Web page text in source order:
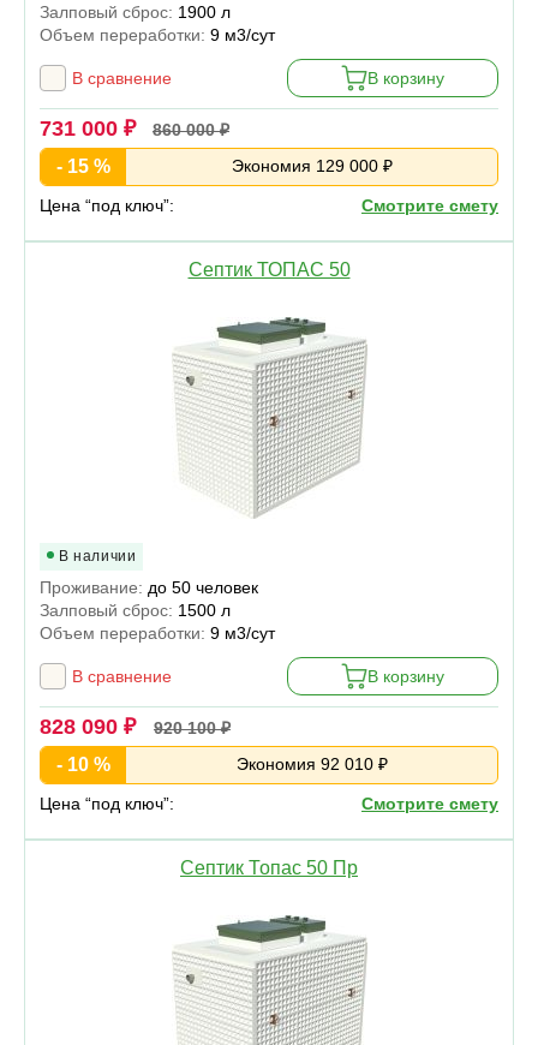
Залповый сброс: 1900 л
Объем переработки: 9 м3/сут
В сравнение В корзину
731 000 ₽ 860 000 ₽
- 15 % Экономия 129 000 ₽
Цена “под ключ”: Смотрите смету
Септик ТОПАС 50
В наличии
Проживание: до 50 человек
Залповый сброс: 1500 л
Объем переработки: 9 м3/сут
В сравнение В корзину
828 090 ₽ 920 100 ₽
- 10 % Экономия 92 010 ₽
Цена “под ключ”: Смотрите смету
Септик Топас 50 Пр